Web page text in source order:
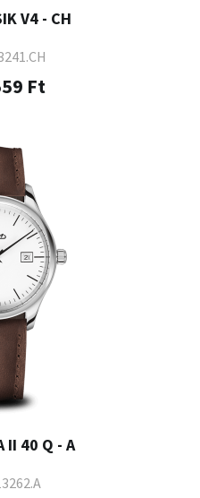
V4 - CH
Ft
II 40 Q - A